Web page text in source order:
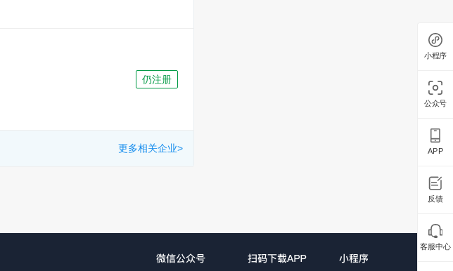
仍注册
更多相关企业>
小程序
公众号
APP
反馈
客服中心